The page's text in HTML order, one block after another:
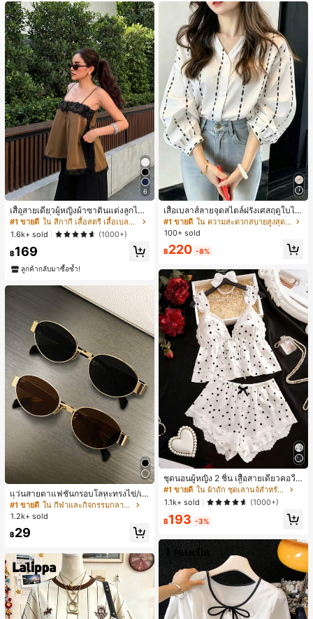
6
เสื้อสายเดี่ยวผู้หญิงผ้าซาตินแต่งลูกไม้
- เสื้อสายเดี่ยวฤดูร้อนสีคากีมีรอยผ่าด้า
นข้างที่น่าดึงดูดแบบสบายๆ
#1 ขายดี
ใน สีกากี เสื้อสตรี เสื้อเบลาส์ & Tee
1.6k+ sold
(1000+)
฿169
ลูกค้ากลับมาซื้อซ้ำ!
แว่นสายตาแฟชั่นกรอบโลหะทรงไข่/เห
ลี่ยมสำหรับผู้หญิง (กรอบครึ่ง), เหมาะ
สำหรับใส่ในชีวิตประจำวันและกิจกรรม
#1 ขายดี
ใน กีฬาและกิจกรรมกลางแจ้ง
1.2k+ sold
฿29
เสื้อเบลาส์ลายจุดสไตล์ฝรั่งเศสฤดูใบไม้
ร่วง, ทรงเข้ารูป, แขนยาวคอวี, สไตล์ให
ม่ฤดูใบไม้ผลิ, ป้องกันแสงแดด, ใส่ไป
#1 ขายดี
ใน ความสะดวกสบายสูงสุด เสื้อสตรี เสื้อเบลาส์ & Tee
100+ sold
฿220 -8%
ชุดนอนผู้หญิง 2 ชิ้น เสื้อสายเดี่ยวคอวีลู
กไม้ พร้อมกางเกงขาสั้นแต่งลูกไม้ แต่ง
โบว์ที่เอว ชุดลำลองผู้หญิงนุ่มสบายน่ารั
ก สไตล์เอสเธติก
#1 ขายดี
ใน ผ้าถัก ชุดเลานจ์สำหรับผู้หญิง
1.1k+ sold
(1000+)
฿193 -3%